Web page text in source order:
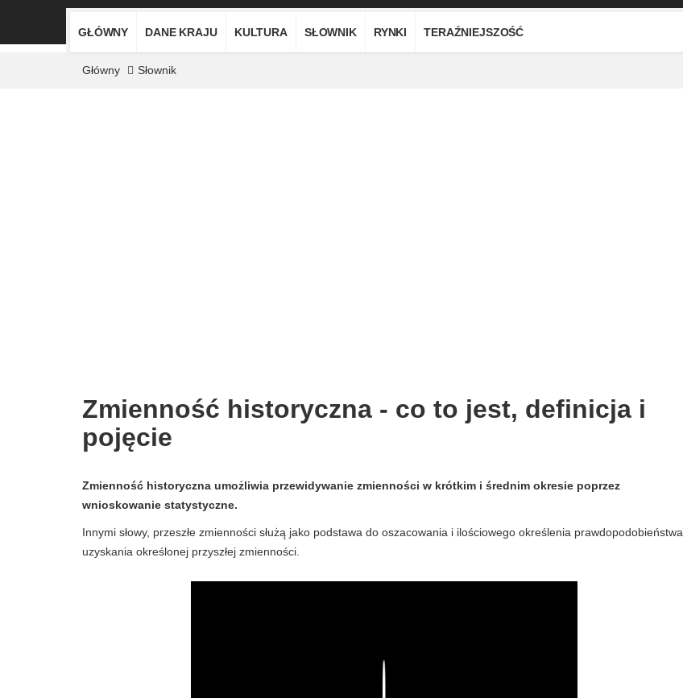
GŁÓWNY DANE KRAJU KULTURA SŁOWNIK RYNKI TERAŹNIEJSZOŚĆ
Główny Słownik
Zmienność historyczna - co to jest, definicja i
pojęcie
Zmienność historyczna umożliwia przewidywanie zmienności w krótkim i średnim okresie poprzez
wnioskowanie statystyczne.
Innymi słowy, przeszłe zmienności służą jako podstawa do oszacowania i ilościowego określenia prawdopodobieństwa
uzyskania określonej przyszłej zmienności.